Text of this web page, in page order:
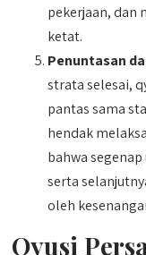
pekerjaan, dan
ketat.
Penuntasan
strata selesai,
pantas sama
hendak
bahwa
serta
oleh
Qyusi